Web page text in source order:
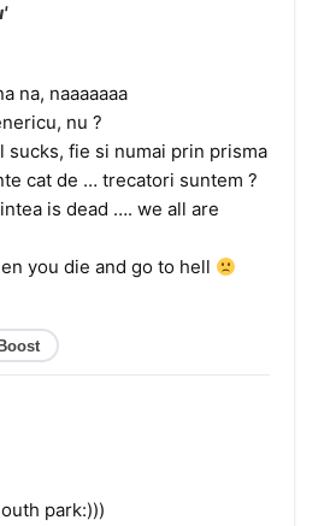
na, naaaaaaa
nu ?
sucks, fie si numai prin prisma
cat de … trecatori suntem ?
is dead …. we all are
you die and go to hell
park:)))